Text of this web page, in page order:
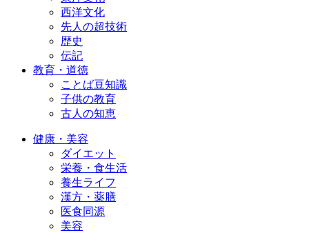
西洋文化
先人の超技術
歴史
伝記
教育・道徳
ことば豆知識
子供の教育
古人の知恵
健康・美容
ダイエット
栄養・食生活
養生ライフ
漢方・薬膳
医食同源
美容